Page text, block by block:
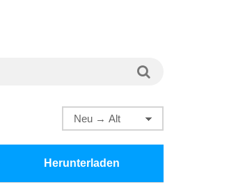
Herunterladen